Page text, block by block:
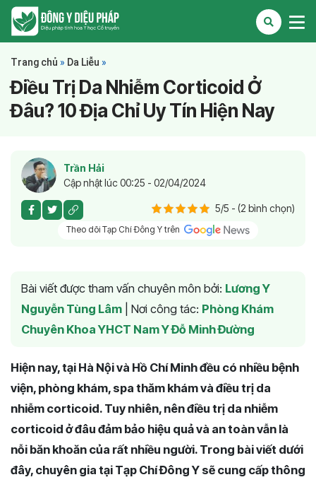
Trang chủ » Da Liễu »
Điều Trị Da Nhiễm Corticoid Ở
Đâu? 10 Địa Chỉ Uy Tín Hiện Nay
Trần Hải
Cập nhật lúc 00:25 - 02/04/2024
5/5 - (2 bình chọn)
Theo dõi Tạp Chí Đông Y trên
Bài viết được tham vấn chuyên môn bởi: Lương Y
Nguyễn Tùng Lâm
Nơi công tác: Phòng Khám
Chuyên Khoa YHCT Nam Y Đỗ Minh Đường
Hiện nay, tại Hà Nội và Hồ Chí Minh đều có nhiều bệnh
viện, phòng khám, spa thăm khám và điều trị da
nhiễm corticoid. Tuy nhiên, nên điều trị da nhiễm
corticoid ở đâu đảm bảo hiệu quả và an toàn vẫn là
nỗi băn khoăn của rất nhiều người. Trong bài viết dưới
đây, chuyên gia tại Tạp Chí Đông Y sẽ cung cấp thông